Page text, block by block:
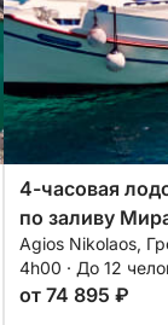
4-часовая
по заливу
Agios Nikolaos,
4h00 · До 12
от 74 895 ₽